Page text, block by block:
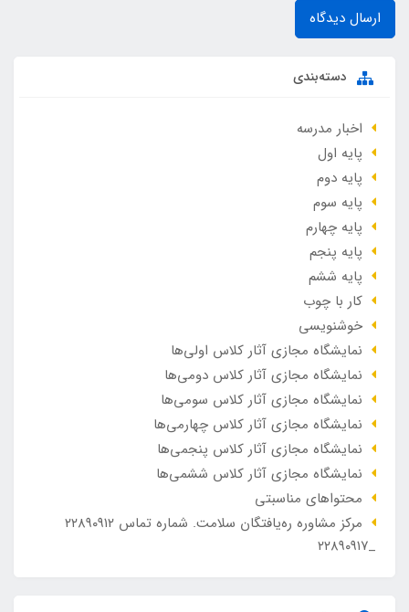
ارسال دیدگاه
دسته‌بندی
اخبار مدرسه
پایه اول
پایه دوم
پایه سوم
پایه چهارم
پایه پنجم
پایه ششم
کار با چوب
خوشنویسی
نمایشگاه مجازی آثار کلاس اولی‌ها
نمایشگاه مجازی آثار کلاس دومی‌ها
نمایشگاه مجازی آثار کلاس سومی‌ها
نمایشگاه مجازی آثار کلاس چهارمی‌ها
نمایشگاه مجازی آثار کلاس پنجمی‌ها
نمایشگاه مجازی آثار کلاس ششمی‌ها
محتواهای مناسبتی
مرکز مشاوره ره‌یافتگان سلامت. شماره تماس ۲۲۸۹۰۹۱۲
_۲۲۸۹۰۹۱۷